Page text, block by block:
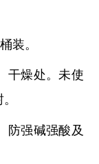
装。
干燥处。未使
防强碱强酸及